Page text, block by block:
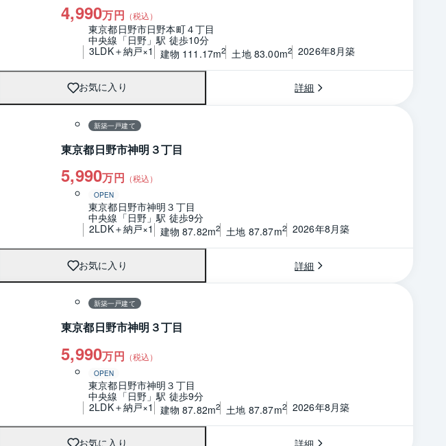
4,990万円 （税込）
東京都日野市日野本町４丁目
中央線「日野」駅 徒歩10分
3LDK＋納戸×1
建物 111.17m2 土地 83.00m2 2026年8月築
お気に入り 詳細
新築一戸建て
東京都日野市神明３丁目
5,990万円 （税込）
OPEN
東京都日野市神明３丁目
中央線「日野」駅 徒歩9分
2LDK＋納戸×1
建物 87.82m2 土地 87.87m2 2026年8月築
お気に入り 詳細
新築一戸建て
東京都日野市神明３丁目
5,990万円 （税込）
OPEN
東京都日野市神明３丁目
中央線「日野」駅 徒歩9分
2LDK＋納戸×1
建物 87.82m2 土地 87.87m2 2026年8月築
お気に入り 詳細